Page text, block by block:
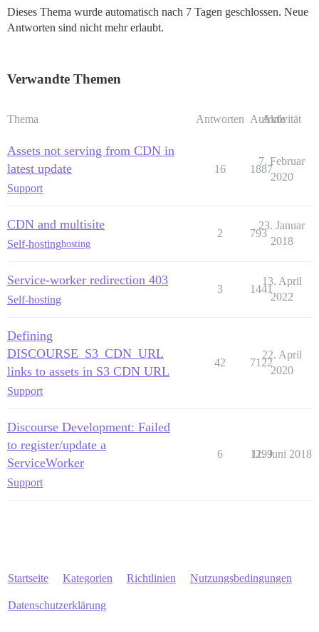
Dieses Thema wurde automatisch nach 7 Tagen geschlossen. Neue
Antworten sind nicht mehr erlaubt.
Verwandte Themen
Thema Antworten Aufrufe
Aktivität
Assets not serving from CDN in
latest update
Support
16 1887
7. Februar
2020
CDN and multisite
Self-hostinghosting
2 793
23. Januar
2018
Service-worker redirection 403
Self-hosting
3 1441
13. April
2022
Defining
DISCOURSE_S3_CDN_URL
links to assets in S3 CDN URL
Support
42 7122
22. April
2020
Discourse Development: Failed
to register/update a
ServiceWorker
Support
6 1299
11. Juni 2018
Startseite Kategorien Richtlinien Nutzungsbedingungen
Datenschutzerklärung